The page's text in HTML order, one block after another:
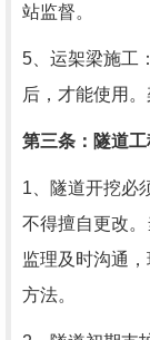
站监督。
5、运架梁施工
后，才能使用
第三条：隧道工
1、隧道开挖必
不得擅自更改。
监理及时沟通
方法。